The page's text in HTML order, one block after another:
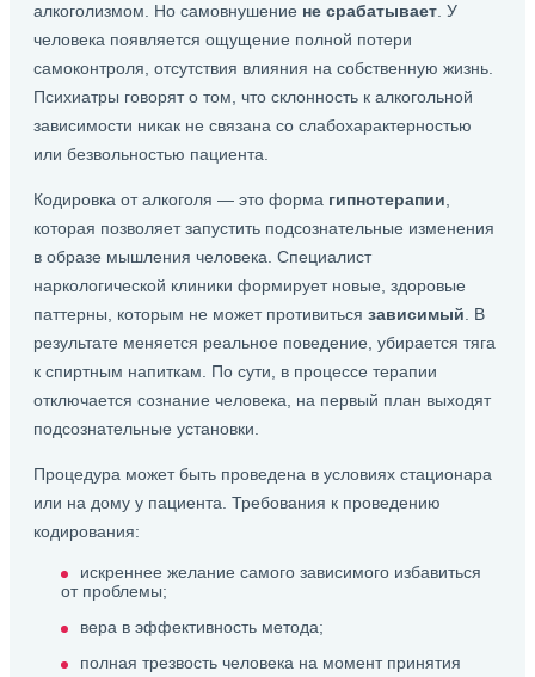
алкоголизмом. Но самовнушение не срабатывает . У
человека появляется ощущение полной потери
самоконтроля, отсутствия влияния на собственную жизнь.
Психиатры говорят о том, что склонность к алкогольной
зависимости никак не связана со слабохарактерностью
или безвольностью пациента.
Кодировка от алкоголя — это форма гипнотерапии
которая позволяет запустить подсознательные изменения
в образе мышления человека. Специалист
наркологической клиники формирует новые, здоровые
паттерны, которым не может противиться зависимый . В
результате меняется реальное поведение, убирается тяга
к спиртным напиткам. По сути, в процессе терапии
отключается сознание человека, на первый план выходят
подсознательные установки.
Процедура может быть проведена в условиях стационара
или на дому у пациента. Требования к проведению
кодирования:
искреннее желание самого зависимого избавиться
от проблемы;
вера в эффективность метода;
полная трезвость человека на момент принятия